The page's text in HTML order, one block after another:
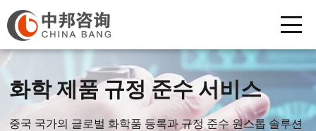
화학 제품 규정 준수 서비스
중국 국가의 글로벌 화학품 등록과 규정 준수 원스톱 솔루션